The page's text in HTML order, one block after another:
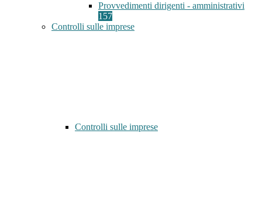
Provvedimenti dirigenti - amministrativi
157
Controlli sulle imprese
Controlli sulle imprese